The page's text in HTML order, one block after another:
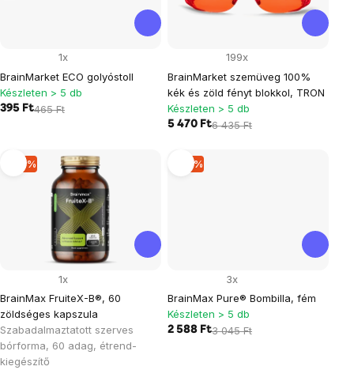
BrainMarket ECO golyóstoll
1x
Készleten > 5 db
395 Ft465 Ft
BrainMarket szemüveg 100%
kék és zöld fényt blokkol, TRON
199x
Készleten > 5 db
5 470 Ft6 435 Ft
–14 %
BrainMax FruiteX-B®, 60
zöldséges kapszula
Szabadalmaztatott szerves
bórforma, 60 adag, étrend-
kiegészítő
1x
–15 %
BrainMax Pure® Bombilla, fém
3x
Készleten > 5 db
2 588 Ft3 045 Ft